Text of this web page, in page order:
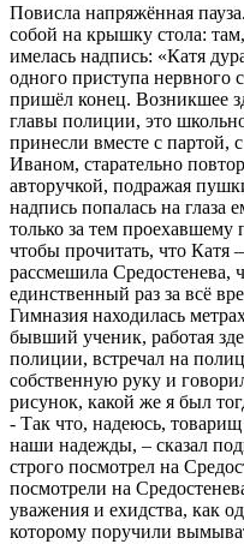
Повисла напряжённая
собой на крышку стола:
имелась надпись: «Катя
одного приступа нервного
пришёл конец. Возникшее
главы полиции, это
принесли вместе с
Иваном, старательно
авторучкой, подражая
надпись попалась на глаза
только за тем
чтобы прочитать, что Катя
рассмешила Средостенева,
единственный раз за всё
Гимназия находилась
бывший ученик, работая
полиции, встречал на
собственную руку и
рисунок, какой же я был
- Так что, надеюсь,
наши надежды, – сказал
строго посмотрел на
посмотрели на
уважения и ехидства, как
которому поручили